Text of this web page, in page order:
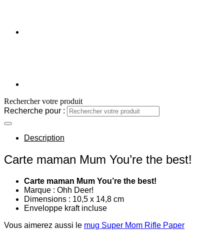
Rechercher votre produit
Recherche pour :
Description
Carte maman Mum You’re the best!
Carte maman Mum You’re the best!
Marque : Ohh Deer!
Dimensions : 10,5 x 14,8 cm
Enveloppe kraft incluse
Vous aimerez aussi le mug Super Mom Rifle Paper